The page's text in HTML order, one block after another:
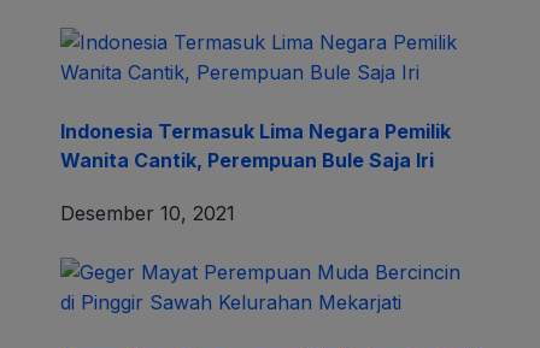
Indonesia Termasuk Lima Negara Pemilik
Wanita Cantik, Perempuan Bule Saja Iri
Desember 10, 2021